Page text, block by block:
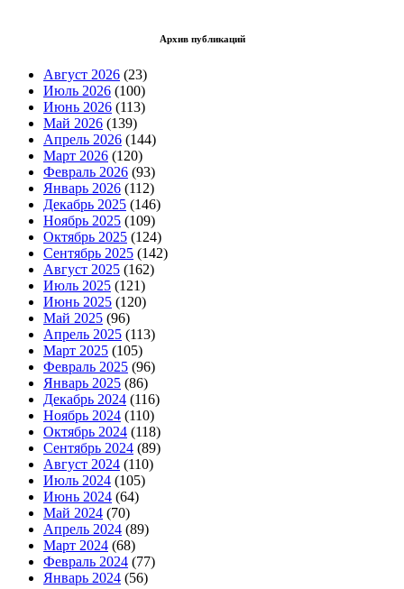
Архив публикаций
Август 2026 (23)
Июль 2026 (100)
Июнь 2026 (113)
Май 2026 (139)
Апрель 2026 (144)
Март 2026 (120)
Февраль 2026 (93)
Январь 2026 (112)
Декабрь 2025 (146)
Ноябрь 2025 (109)
Октябрь 2025 (124)
Сентябрь 2025 (142)
Август 2025 (162)
Июль 2025 (121)
Июнь 2025 (120)
Май 2025 (96)
Апрель 2025 (113)
Март 2025 (105)
Февраль 2025 (96)
Январь 2025 (86)
Декабрь 2024 (116)
Ноябрь 2024 (110)
Октябрь 2024 (118)
Сентябрь 2024 (89)
Август 2024 (110)
Июль 2024 (105)
Июнь 2024 (64)
Май 2024 (70)
Апрель 2024 (89)
Март 2024 (68)
Февраль 2024 (77)
Январь 2024 (56)